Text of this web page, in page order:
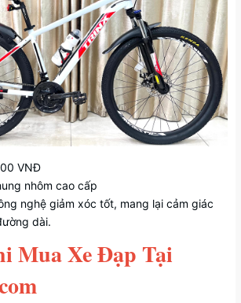
VNĐ
nhôm cao cấp
nghệ giảm xóc tốt, mang lại cảm giác
dài.
Mua Xe Đạp Tại